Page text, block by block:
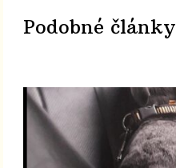
Podobné články